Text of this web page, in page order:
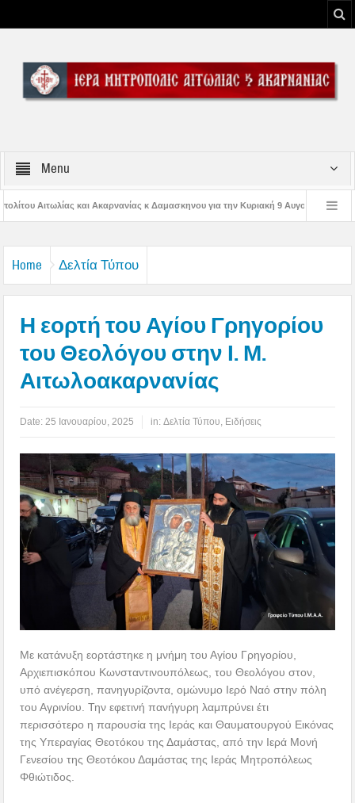
Menu
κ Δαμασκηνου για την Κυριακή 9 Αυγούστου 2026 Η εορτή της
Home Δελτία Τύπου
Η εορτή του Αγίου Γρηγορίου
του Θεολόγου στην Ι. Μ.
Αιτωλοακαρνανίας
Date: 25 Ιανουαρίου, 2025 in:Δελτία Τύπου Ειδήσεις
Με κατάνυξη εορτάστηκε η μνήμη του Αγίου Γρηγορίου,
Αρχιεπισκόπου Κωνσταντινουπόλεως, του Θεολόγου στον,
υπό ανέγερση, πανηγυρίζοντα, ομώνυμο Ιερό Ναό στην πόλη
του Αγρινίου. Την εφετινή πανήγυρη λαμπρύνει έτι
περισσότερο η παρουσία της Ιεράς και Θαυματουργού Εικόνας
της Υπεραγίας Θεοτόκου της Δαμάστας, από την Ιερά Μονή
Γενεσίου της Θεοτόκου Δαμάστας της Ιεράς Μητροπόλεως
Φθιώτιδος.